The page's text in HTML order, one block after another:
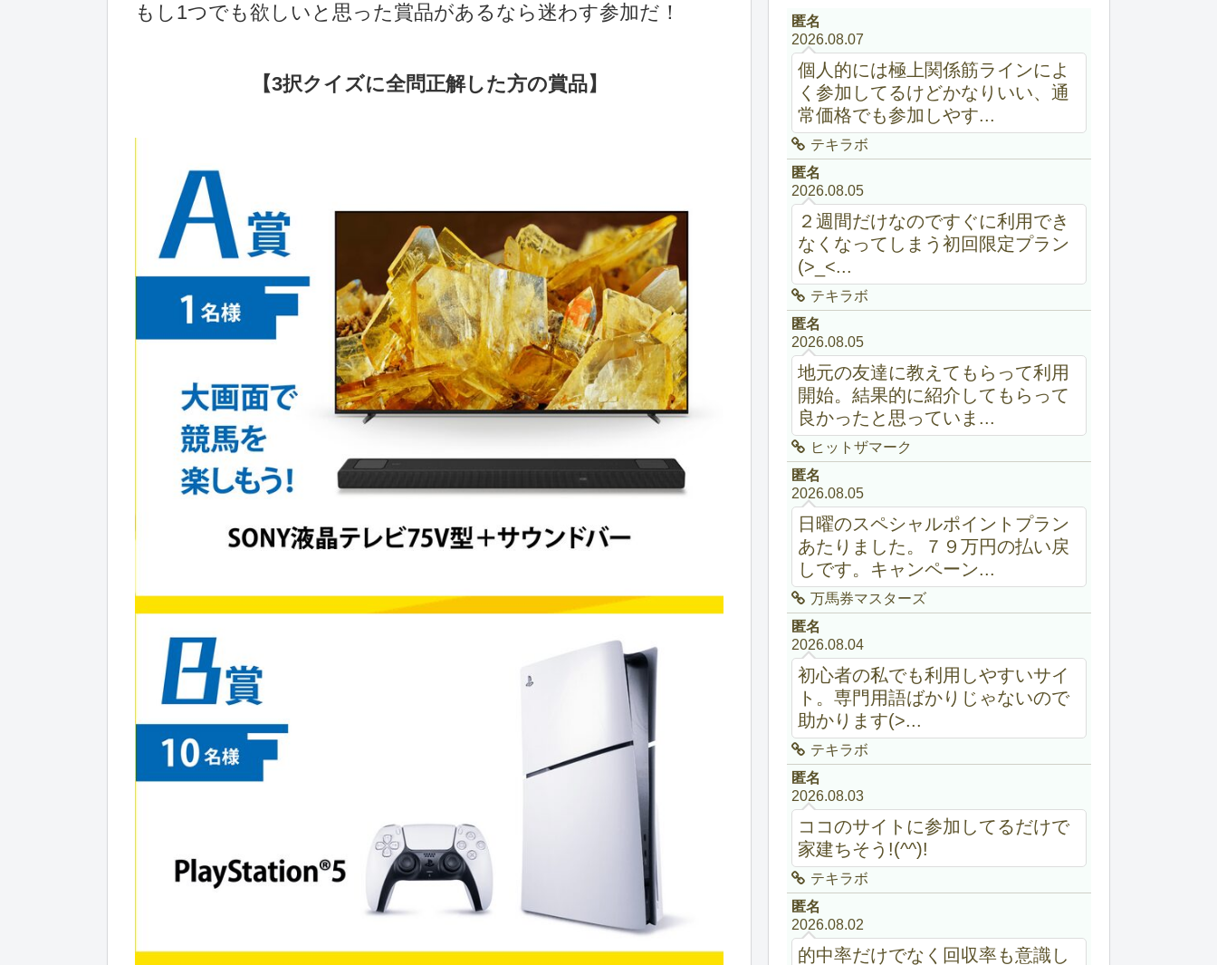
もし1つでも欲しいと思った賞品があるなら迷わす参加だ！
【3択クイズに全問正解した方の賞品】
匿名
2026.08.07
個人的には極上関係筋ラインによ
く参加してるけどかなりいい、通
常価格でも参加しやす...
テキラボ
匿名
2026.08.05
２週間だけなのですぐに利用でき
なくなってしまう初回限定プラン
(>_<...
テキラボ
匿名
2026.08.05
地元の友達に教えてもらって利用
開始。結果的に紹介してもらって
良かったと思っていま...
ヒットザマーク
匿名
2026.08.05
日曜のスペシャルポイントプラン
あたりました。７９万円の払い戻
しです。キャンペーン...
万馬券マスターズ
匿名
2026.08.04
初心者の私でも利用しやすいサイ
ト。専門用語ばかりじゃないので
助かります(>...
テキラボ
匿名
2026.08.03
ココのサイトに参加してるだけで
家建ちそう!(^^)!
テキラボ
匿名
2026.08.02
的中率だけでなく回収率も意識し